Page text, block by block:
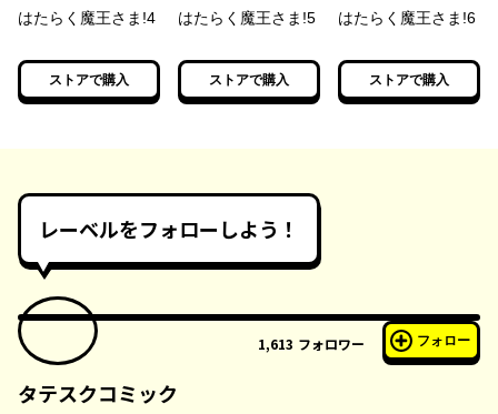
はたらく魔王さま!4
ストアで購入
はたらく魔王さま!5
ストアで購入
はたらく魔王さま!6
ストアで購入
レーベルをフォローしよう！
1,613 フォロワー フォロー
タテスクコミック